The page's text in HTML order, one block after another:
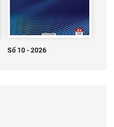
Số 10 - 2026